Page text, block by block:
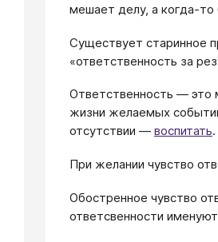
мешает делу, а когда-
Существует старинное
«ответственность за
Ответственность ― это
жизни желаемых
отсутствии ― воспитать.
При желании чувство
Обостренное чувство
ответсвенности